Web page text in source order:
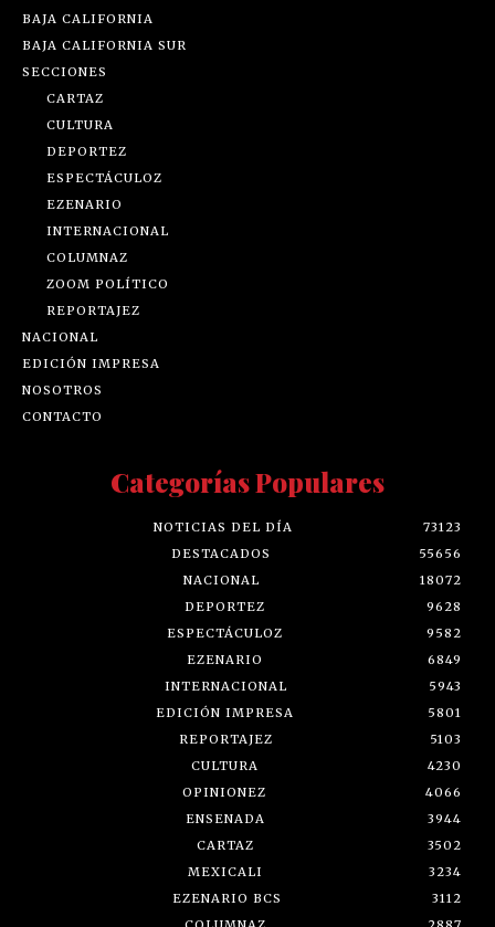
BAJA CALIFORNIA
BAJA CALIFORNIA SUR
SECCIONES
CARTAZ
CULTURA
DEPORTEZ
ESPECTÁCULOZ
EZENARIO
INTERNACIONAL
COLUMNAZ
ZOOM POLÍTICO
REPORTAJEZ
NACIONAL
EDICIÓN IMPRESA
NOSOTROS
CONTACTO
Categorías Populares
NOTICIAS DEL DÍA
73123
DESTACADOS
55656
NACIONAL
18072
DEPORTEZ
9628
ESPECTÁCULOZ
9582
EZENARIO
6849
INTERNACIONAL
5943
EDICIÓN IMPRESA
5801
REPORTAJEZ
5103
CULTURA
4230
OPINIONEZ
4066
ENSENADA
3944
CARTAZ
3502
MEXICALI
3234
EZENARIO BCS
3112